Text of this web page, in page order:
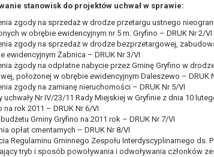
stanowisk do projektów uchwał w sprawie:
zgody na sprzedaż w drodze przetargu ustnego
w obrębie ewidencyjnym nr 5 m. Gryfino – DRUK Nr 2/VI
zgody na sprzedaż w drodze bezprzetargowej,
ewidencyjnym Żabnica – DRUK Nr 3/VI
zgody na odpłatne nabycie przez Gminę Gryfino w
położonej w obrębie ewidencyjnym Daleszewo – DRUK
zgody na zamianę nieruchomości – DRUK Nr 5/VI
uchwały Nr IV/23/11 Rady Miejskiej w Gryfinie z dnia 10
na rok 2011 – DRUK Nr 6/VI
Gminy Gryfino na 2011 rok – DRUK Nr 7/VI
opłat cmentarnych – DRUK Nr 8/VI
Regulaminu Gminnego Zespołu Interdyscyplinarnego ds.
tryb i sposób powoływania i odwoływania członków
lub innej osoby fizycznej;
lub w ramach sprawowania władzy
są wyłącznie na podstawie wcześniej
w pkt. 3, dane osobowe mogą być udostępniane
administratora na podstawie zawartej z nim
na podstawie odpowiednich przepisów prawa.
niezbędny do realizacji celu dla jakiego zostały
zgody osoby, której dane dotyczą
zawarcia i realizacji umowy przetwarzanie odbywa